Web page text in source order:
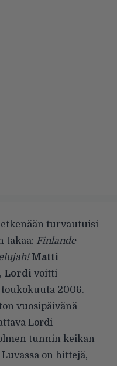
turvautuisi
takaa: Finlande
Matti
Lordi voitti
toukokuuta 2006.
vuosipäivänä
Lordi-
tunnin keikan
on hittejä,